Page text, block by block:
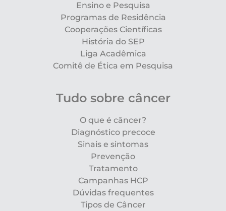
Ensino e Pesquisa
Programas de Residência
Cooperações Científicas
História do SEP
Liga Acadêmica
Comitê de Ética em Pesquisa
Tudo sobre câncer
O que é câncer?
Diagnóstico precoce
Sinais e sintomas
Prevenção
Tratamento
Campanhas HCP
Dúvidas frequentes
Tipos de Câncer